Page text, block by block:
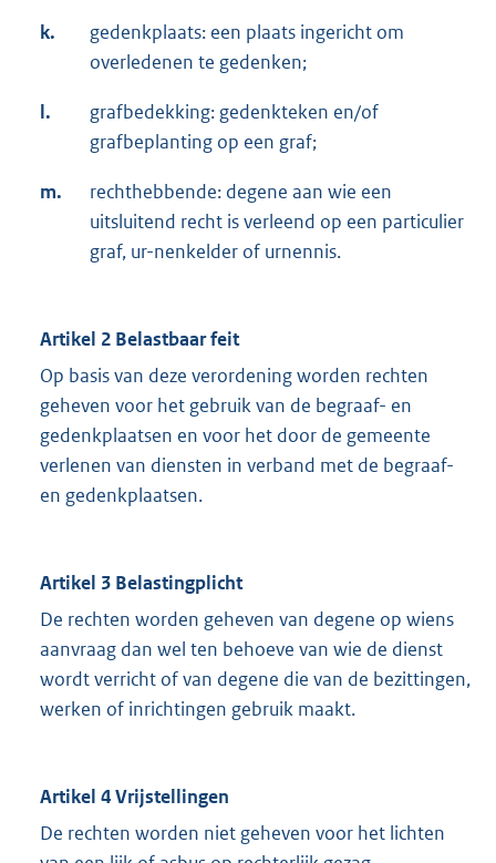
k.
gedenkplaats: een plaats ingericht om
overledenen te gedenken;
l.
grafbedekking: gedenkteken en/of
grafbeplanting op een graf;
m.
rechthebbende: degene aan wie een
uitsluitend recht is verleend op een particulier
graf, ur-nenkelder of urnennis.
Artikel 2 Belastbaar feit
Op basis van deze verordening worden rechten
geheven voor het gebruik van de begraaf- en
gedenkplaatsen en voor het door de gemeente
verlenen van diensten in verband met de begraaf-
en gedenkplaatsen.
Artikel 3 Belastingplicht
De rechten worden geheven van degene op wiens
aanvraag dan wel ten behoeve van wie de dienst
wordt verricht of van degene die van de bezittingen,
werken of inrichtingen gebruik maakt.
Artikel 4 Vrijstellingen
De rechten worden niet geheven voor het lichten